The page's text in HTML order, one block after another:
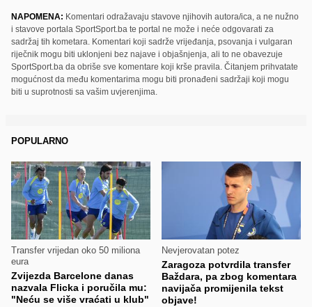
NAPOMENA: Komentari odražavaju stavove njihovih autora/ica, a ne nužno
i stavove portala SportSport.ba te portal ne može i neće odgovarati za
sadržaj tih kometara. Komentari koji sadrže vrijeđanja, psovanja i vulgaran
riječnik mogu biti uklonjeni bez najave i objašnjenja, ali to ne obavezuje
SportSport.ba da obriše sve komentare koji krše pravila. Čitanjem prihvatate
mogućnost da među komentarima mogu biti pronađeni sadržaji koji mogu
biti u suprotnosti sa vašim uvjerenjima.
POPULARNO
Transfer vrijedan oko 50 miliona
eura
Zvijezda Barcelone danas
nazvala Flicka i poručila mu:
"Neću se više vraćati u klub"
Nevjerovatan potez
Zaragoza potvrdila transfer
Baždara, pa zbog komentara
navijača promijenila tekst
objave!